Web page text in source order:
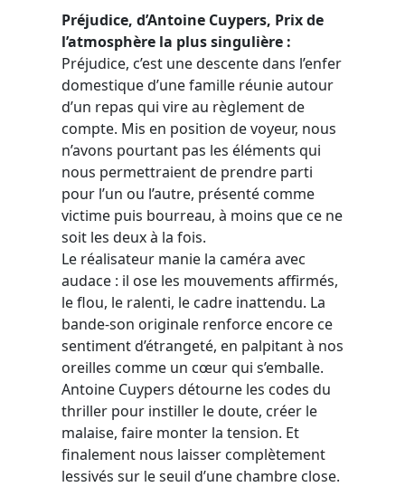
Préjudice, d’Antoine Cuypers, Prix de
l’atmosphère la plus singulière :
Préjudice, c’est une descente dans l’enfer
domestique d’une famille réunie autour
d’un repas qui vire au règlement de
compte. Mis en position de voyeur, nous
n’avons pourtant pas les éléments qui
nous permettraient de prendre parti
pour l’un ou l’autre, présenté comme
victime puis bourreau, à moins que ce ne
soit les deux à la fois.
Le réalisateur manie la caméra avec
audace : il ose les mouvements affirmés,
le flou, le ralenti, le cadre inattendu. La
bande-son originale renforce encore ce
sentiment d’étrangeté, en palpitant à nos
oreilles comme un cœur qui s’emballe.
Antoine Cuypers détourne les codes du
thriller pour instiller le doute, créer le
malaise, faire monter la tension. Et
finalement nous laisser complètement
lessivés sur le seuil d’une chambre close.